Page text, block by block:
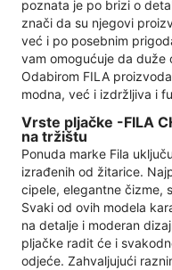
poznata je po brizi o
znači da su njegovi
već i po posebnim
vam omogućuje da
Odabirom FILA
modna, već i izdržljiva i
Vrste pljačke -FILA
na tržištu
Ponuda marke Fila
izrađenih od žitarice.
cipele, elegantne čizme,
Svaki od ovih modela
na detalje i moderan
pljačke radit će i
odjeće. Zahvaljujući